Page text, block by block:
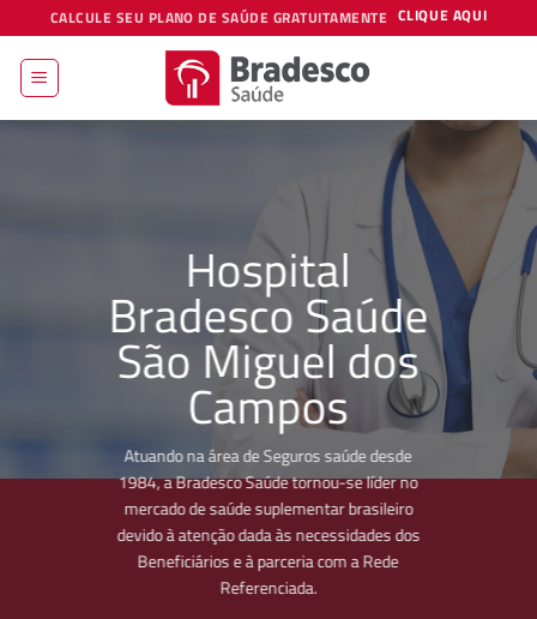
to
content
CALCULE SEU PLANO DE SAÚDE GRATUITAMENTE CLIQUE AQUI
Hospital
Bradesco Saúde
São Miguel dos
Campos
Atuando na área de Seguros saúde desde
1984, a Bradesco Saúde tornou-se líder no
mercado de saúde suplementar brasileiro
devido à atenção dada às necessidades dos
Beneficiários e à parceria com a Rede
Referenciada.